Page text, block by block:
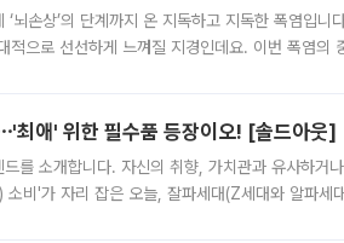
‘뇌손상’의 단계까지 온 지독하고 지독한 폭염입
으로 선선하게 느껴질 지경인데요. 이번 폭염의
최애' 위한 필수품 등장이오! [솔드아웃]
드를 소개합니다. 자신의 취향, 가치관과 유사하거
비'가 자리 잡은 오늘, 잘파세대(Z세대와 알파세